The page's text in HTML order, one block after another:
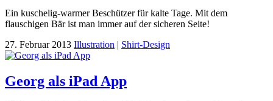
Ein kuschelig-warmer Beschützer für kalte Tage. Mit dem
flauschigen Bär ist man immer auf der sicheren Seite!
27. Februar 2013 Illustration | Shirt-Design
Georg als iPad App